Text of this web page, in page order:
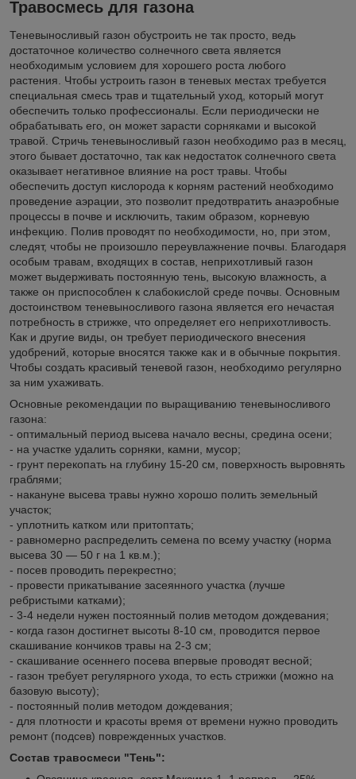
Травосмесь для газона
Теневыносливый газон обустроить не так просто, ведь
достаточное количество солнечного света является
необходимым условием для хорошего роста любого
растения. Чтобы устроить газон в теневых местах требуется
специальная смесь трав и тщательный уход, который могут
обеспечить только профессионалы. Если периодически не
обрабатывать его, он может зарасти сорняками и высокой
травой. Стричь теневыносливый газон необходимо раз в месяц,
этого бывает достаточно, так как недостаток солнечного света
оказывает негативное влияние на рост травы. Чтобы
обеспечить доступ кислорода к корням растений необходимо
проведение аэрации, это позволит предотвратить анаэробные
процессы в почве и исключить, таким образом, корневую
инфекцию. Полив проводят по необходимости, но, при этом,
следят, чтобы не произошло переувлажнение почвы. Благодаря
особым травам, входящих в состав, неприхотливый газон
может выдерживать постоянную тень, высокую влажность, а
также он приспособлен к слабокислой среде почвы. Основным
достоинством теневыносливого газона является его нечастая
потребность в стрижке, что определяет его неприхотливость.
Как и другие виды, он требует периодического внесения
удобрений, которые вносятся также как и в обычные покрытия.
Чтобы создать красивый теневой газон, необходимо регулярно
за ним ухаживать.
Основные рекомендации по выращиванию теневыносливого
газона:
- оптимальный период высева начало весны, средина осени;
- на участке удалить сорняки, камни, мусор;
- грунт перекопать на глубину 15-20 см, поверхность выровнять
граблями;
- накануне высева травы нужно хорошо полить земельный
участок;
- уплотнить катком или притоптать;
- равномерно распределить семена по всему участку (норма
высева 30 — 50 г на 1 кв.м.);
- посев проводить перекрестно;
- провести прикатывание засеянного участка (лучше
ребристыми катками);
- 3-4 недели нужен постоянный полив методом дождевания;
- когда газон достигнет высоты 8-10 см, проводится первое
скашивание кончиков травы на 2-3 см;
- скашивание осеннего посева впервые проводят весной;
- газон требует регулярного ухода, то есть стрижки (можно на
базовую высоту);
- постоянный полив методом дождевания;
- для плотности и красоты время от времени нужно проводить
ремонт (подсев) поврежденных участков.
Состав травосмеси "Тень":